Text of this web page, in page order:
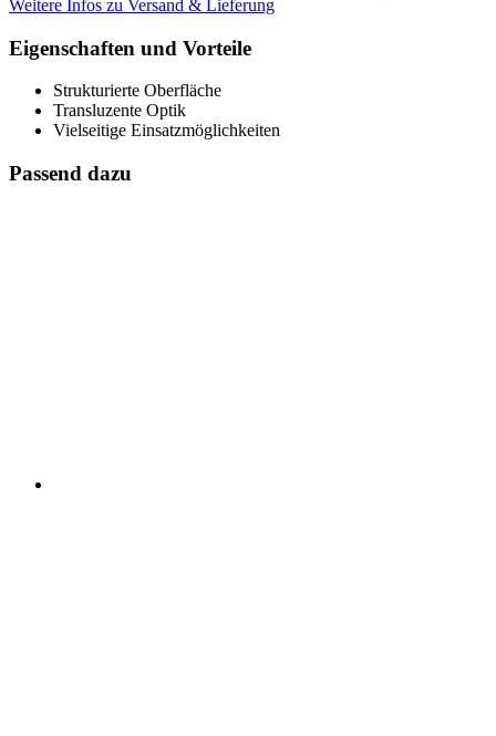
Weitere Infos zu Versand & Lieferung
Eigenschaften und Vorteile
Strukturierte Oberfläche
Transluzente Optik
Vielseitige Einsatzmöglichkeiten
Passend dazu